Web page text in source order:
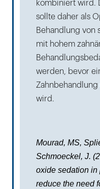
kombiniert wird.
sollte daher als
Behandlung von
mit hohem
werden, bevor
wird.
Mourad, MS,
Schmoeckel, J.
oxide sedation in
reduce the need